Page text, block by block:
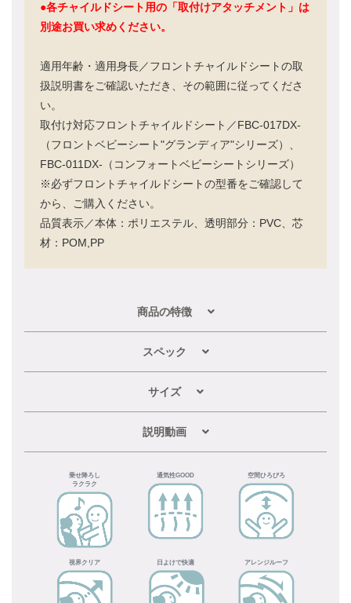
●各チャイルドシート用の「取付けアタッチメント」は
別途お買い求めください。
適用年齢・適用身長／フロントチャイルドシートの取
扱説明書をご確認いただき、その範囲に従ってくださ
い。
取付け対応フロントチャイルドシート／FBC-017DX-
（フロントベビーシート"グランディア"シリーズ）、
FBC-011DX-（コンフォートベビーシートシリーズ）
※必ずフロントチャイルドシートの型番をご確認して
から、ご購入ください。
品質表示／本体：ポリエステル、透明部分：PVC、芯
材：POM,PP
商品の特徴
スペック
サイズ
説明動画
乗せ降ろし
ラクラク
通気性GOOD 空間ひろびろ
視界クリア 日よけで快適 アレンジルーフ